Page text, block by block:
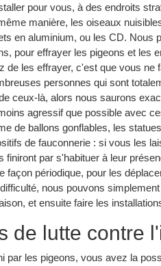
pour vous, à des endroits
manière, les oiseaux
en aluminium, ou les CD. Nous
pour effrayer les pigeons et les
de les effrayer, c'est que vous
personnes qui sont
ceux-là, alors nous saurons
agressif que possible avec
de ballons gonflables, les
de fauconnerie : si vous les
finiront par s'habituer à leur
façon périodique, pour les
nous pouvons
et ensuite faire les
de lutte contre
par les pigeons, vous avez la